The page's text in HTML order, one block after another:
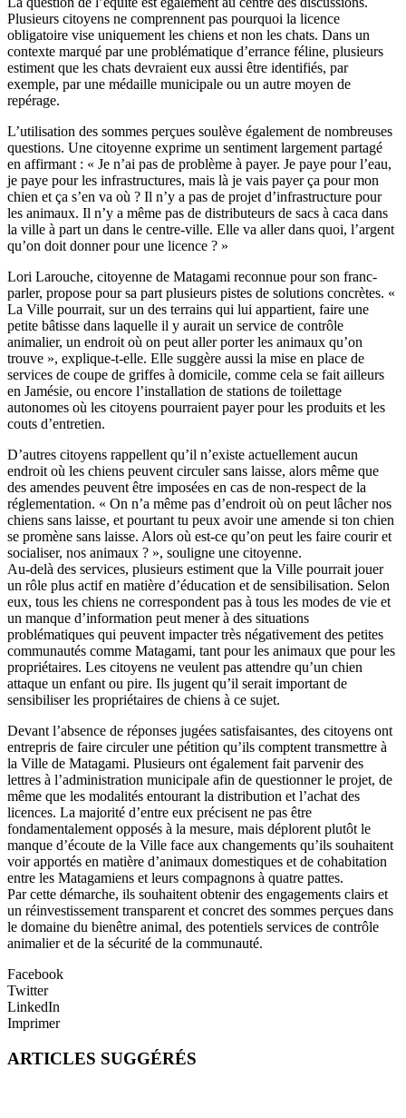
Plusieurs citoyens ne comprennent pas pourquoi la licence
obligatoire vise uniquement les chiens et non les chats. Dans un
contexte marqué par une problématique d’errance féline, plusieurs
estiment que les chats devraient eux aussi être identifiés, par
exemple, par une médaille municipale ou un autre moyen de
repérage.
L’utilisation des sommes perçues soulève également de nombreuses
questions. Une citoyenne exprime un sentiment largement partagé
en affirmant : « Je n’ai pas de problème à payer. Je paye pour l’eau,
je paye pour les infrastructures, mais là je vais payer ça pour mon
chien et ça s’en va où ? Il n’y a pas de projet d’infrastructure pour
les animaux. Il n’y a même pas de distributeurs de sacs à caca dans
la ville à part un dans le centre-ville. Elle va aller dans quoi, l’argent
qu’on doit donner pour une licence ? »
Lori Larouche, citoyenne de Matagami reconnue pour son franc-
parler, propose pour sa part plusieurs pistes de solutions concrètes. «
La Ville pourrait, sur un des terrains qui lui appartient, faire une
petite bâtisse dans laquelle il y aurait un service de contrôle
animalier, un endroit où on peut aller porter les animaux qu’on
trouve », explique-t-elle. Elle suggère aussi la mise en place de
services de coupe de griffes à domicile, comme cela se fait ailleurs
en Jamésie, ou encore l’installation de stations de toilettage
autonomes où les citoyens pourraient payer pour les produits et les
couts d’entretien.
D’autres citoyens rappellent qu’il n’existe actuellement aucun
endroit où les chiens peuvent circuler sans laisse, alors même que
des amendes peuvent être imposées en cas de non-respect de la
réglementation. « On n’a même pas d’endroit où on peut lâcher nos
chiens sans laisse, et pourtant tu peux avoir une amende si ton chien
se promène sans laisse. Alors où est-ce qu’on peut les faire courir et
socialiser, nos animaux ? », souligne une citoyenne.
Au-delà des services, plusieurs estiment que la Ville pourrait jouer
un rôle plus actif en matière d’éducation et de sensibilisation. Selon
eux, tous les chiens ne correspondent pas à tous les modes de vie et
un manque d’information peut mener à des situations
problématiques qui peuvent impacter très négativement des petites
communautés comme Matagami, tant pour les animaux que pour les
propriétaires. Les citoyens ne veulent pas attendre qu’un chien
attaque un enfant ou pire. Ils jugent qu’il serait important de
sensibiliser les propriétaires de chiens à ce sujet.
Devant l’absence de réponses jugées satisfaisantes, des citoyens ont
entrepris de faire circuler une pétition qu’ils comptent transmettre à
la Ville de Matagami. Plusieurs ont également fait parvenir des
lettres à l’administration municipale afin de questionner le projet, de
même que les modalités entourant la distribution et l’achat des
licences. La majorité d’entre eux précisent ne pas être
fondamentalement opposés à la mesure, mais déplorent plutôt le
manque d’écoute de la Ville face aux changements qu’ils souhaitent
voir apportés en matière d’animaux domestiques et de cohabitation
entre les Matagamiens et leurs compagnons à quatre pattes.
Par cette démarche, ils souhaitent obtenir des engagements clairs et
un réinvestissement transparent et concret des sommes perçues dans
le domaine du bienêtre animal, des potentiels services de contrôle
animalier et de la sécurité de la communauté.
Facebook
Twitter
LinkedIn
Imprimer
ARTICLES SUGGÉRÉS